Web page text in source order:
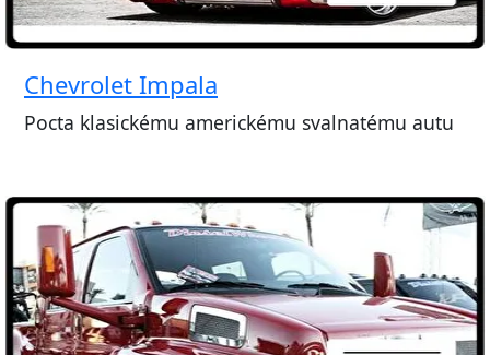
Chevrolet Impala
Pocta klasickému americkému svalnatému autu